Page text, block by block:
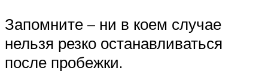
Запомните – ни в коем случае
нельзя резко останавливаться
после пробежки.